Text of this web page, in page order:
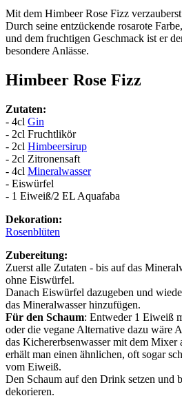
Mit dem Himbeer Rose Fizz
Durch seine entzückende rosarote
und dem fruchtigen Geschmack ist er
besondere Anlässe.
Himbeer Rose Fizz
Zutaten:
- 4cl Gin
- 2cl Fruchtlikör
- 2cl Himbeersirup
- 2cl Zitronensaft
- 4cl Mineralwasser
- Eiswürfel
- 1 Eiweiß/2 EL Aquafaba
Dekoration:
Rosenblüten
Zubereitung:
Zuerst alle Zutaten - bis auf das
ohne Eiswürfel.
Danach Eiswürfel dazugeben und
das Mineralwasser hinzufügen.
Für den Schaum: Entweder 1 Eiweiß
oder die vegane Alternative dazu wäre
das Kichererbsenwasser mit dem Mixer
erhält man einen ähnlichen, oft sogar
vom Eiweiß.
Den Schaum auf den Drink setzen und
dekorieren.